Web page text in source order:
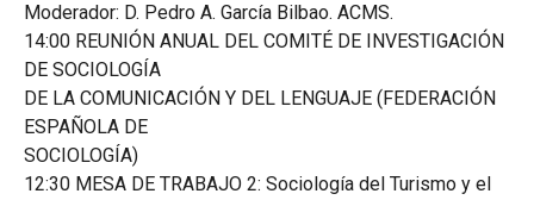
Moderador: D. Pedro A. García Bilbao. ACMS.
14:00 REUNIÓN ANUAL DEL COMITÉ DE INVESTIGACIÓN
DE SOCIOLOGÍA
DE LA COMUNICACIÓN Y DEL LENGUAJE (FEDERACIÓN
ESPAÑOLA DE
SOCIOLOGÍA)
12:30 MESA DE TRABAJO 2: Sociología del Turismo y el